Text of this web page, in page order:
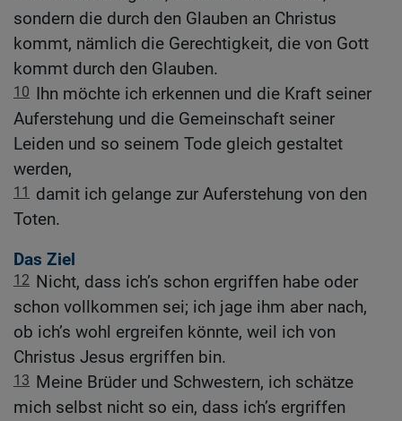
sondern die durch den Glauben an Christus
kommt, nämlich die Gerechtigkeit, die von Gott
kommt durch den Glauben.
10 Ihn möchte ich erkennen und die Kraft seiner
Auferstehung und die Gemeinschaft seiner
Leiden und so seinem Tode gleich gestaltet
werden,
11
damit ich gelange zur Auferstehung von den
Toten.
Das Ziel
12 Nicht, dass ich’s schon ergriffen habe oder
schon vollkommen sei; ich jage ihm aber nach,
ob ich’s wohl ergreifen könnte, weil ich von
Christus Jesus ergriffen bin.
13 Meine Brüder und Schwestern, ich schätze
mich selbst nicht so ein, dass ich’s ergriffen